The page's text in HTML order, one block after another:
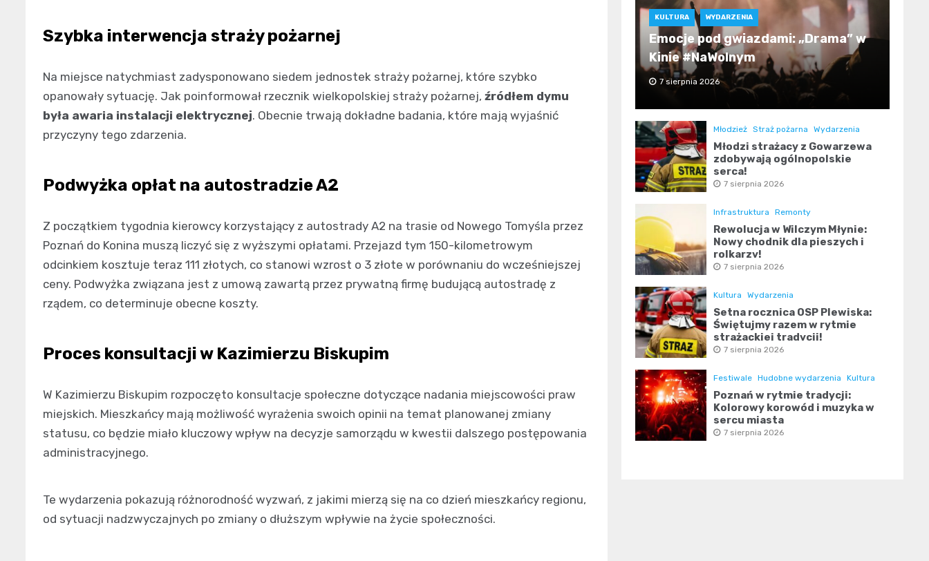
Szybka interwencja straży pożarnej
Na miejsce natychmiast zadysponowano siedem jednostek straży pożarnej, które szybko
opanowały sytuację. Jak poinformował rzecznik wielkopolskiej straży pożarnej, źródłem dymu
była awaria instalacji elektrycznej. Obecnie trwają dokładne badania, które mają wyjaśnić
przyczyny tego zdarzenia.
Podwyżka opłat na autostradzie A2
Z początkiem tygodnia kierowcy korzystający z autostrady A2 na trasie od Nowego Tomyśla przez
Poznań do Konina muszą liczyć się z wyższymi opłatami. Przejazd tym 150-kilometrowym
odcinkiem kosztuje teraz 111 złotych, co stanowi wzrost o 3 złote w porównaniu do wcześniejszej
ceny. Podwyżka związana jest z umową zawartą przez prywatną firmę budującą autostradę z
rządem, co determinuje obecne koszty.
Proces konsultacji w Kazimierzu Biskupim
W Kazimierzu Biskupim rozpoczęto konsultacje społeczne dotyczące nadania miejscowości praw
miejskich. Mieszkańcy mają możliwość wyrażenia swoich opinii na temat planowanej zmiany
statusu, co będzie miało kluczowy wpływ na decyzje samorządu w kwestii dalszego postępowania
administracyjnego.
Te wydarzenia pokazują różnorodność wyzwań, z jakimi mierzą się na co dzień mieszkańcy regionu,
od sytuacji nadzwyczajnych po zmiany o dłuższym wpływie na życie społeczności.
KULTURA WYDARZENIA
Emocje pod gwiazdami: „Drama” w
Kinie #NaWolnym
7 sierpnia 2026
Młodzież Straż pożarna Wydarzenia
Młodzi strażacy z Gowarzewa
zdobywają ogólnopolskie
serca!
7 sierpnia 2026
Infrastruktura Remonty
Rewolucja w Wilczym Młynie:
Nowy chodnik dla pieszych i
rolkarzy!
7 sierpnia 2026
Kultura Wydarzenia
Setna rocznica OSP Plewiska:
Świętujmy razem w rytmie
strażackiej tradycji!
7 sierpnia 2026
Festiwale Hudobne wydarzenia Kultura
Poznań w rytmie tradycji:
Kolorowy korowód i muzyka w
sercu miasta
7 sierpnia 2026